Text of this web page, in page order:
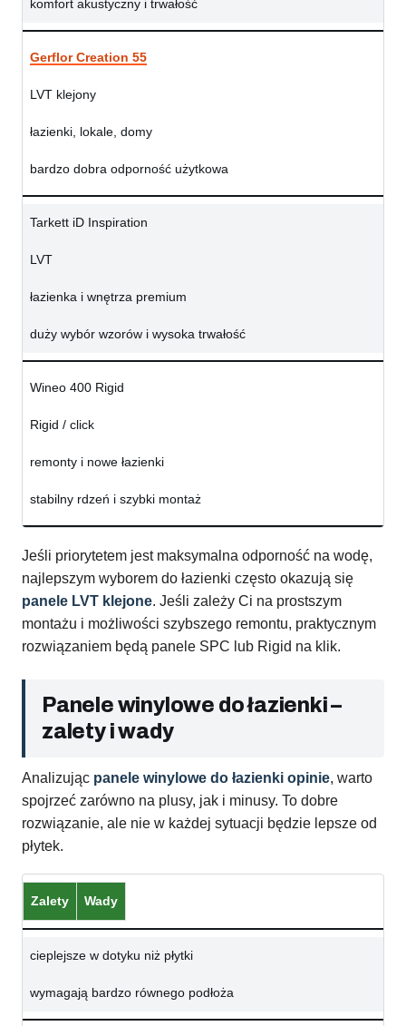
komfort akustyczny i trwałość
Gerflor Creation 55
LVT klejony
łazienki, lokale, domy
bardzo dobra odporność użytkowa
Tarkett iD Inspiration
LVT
łazienka i wnętrza premium
duży wybór wzorów i wysoka trwałość
Wineo 400 Rigid
Rigid / click
remonty i nowe łazienki
stabilny rdzeń i szybki montaż
Jeśli priorytetem jest maksymalna odporność na wodę,
najlepszym wyborem do łazienki często okazują się
panele LVT klejone. Jeśli zależy Ci na prostszym
montażu i możliwości szybszego remontu, praktycznym
rozwiązaniem będą panele SPC lub Rigid na klik.
Panele winylowe do łazienki –
zalety i wady
Analizując panele winylowe do łazienki opinie, warto
spojrzeć zarówno na plusy, jak i minusy. To dobre
rozwiązanie, ale nie w każdej sytuacji będzie lepsze od
płytek.
Zalety Wady
cieplejsze w dotyku niż płytki
wymagają bardzo równego podłoża